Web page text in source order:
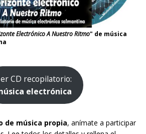
Electrónico A Nuestro Ritmo" de música
CD recopilatorio:
electrónica
de música propia, anímate a participar